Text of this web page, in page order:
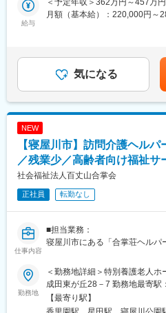
未経験から活躍されている方も
す◎
未経験の方や経験が少ない方で
だき、管理職になれる体制が
ースアップもしやすい環境で
おり、各事業所で連携を図りな
2018年設立後、現在7物件、
調に事業拡大も進んでいます！
※残業は月10時間ほどでシフト
・点滴、採血、予防接種、静脈
・心電図のチェック
・褥瘡ケア など
＜入居者・ご利用者様について＞
■業務の特徴：
＊オンコールがあります。基本
いません。
呼び出しは施設全体で、月に1
＊現場では、経験豊富な先輩
してのやりがいを深められる環
3名在籍しています。
■当法人について：
社会福祉法人百丈山合掌会は、
給与
月額（基本給）：220,000円～
までも目安の金額であり、選
す。月給(月額)は固定手当を含
気になる
NEW
【寝屋川市】訪問介護ヘル
／残業少／高齢者向け福祉サ
社会福祉法人百丈山合掌会
正社員 転勤なし
仕事内容
■担当業務：
寝屋川市にある「合掌荘ヘルパ
なサービスを提供するお仕事で
《具体的には》
●掃除・洗濯・調理・買物など
●入浴・排泄などの身体介護
勤務地
＜勤務地詳細＞特別養護老人
成田東が丘28－7 勤務地最寄駅
面禁煙変更の範囲：会社の定め
【最寄り駅】